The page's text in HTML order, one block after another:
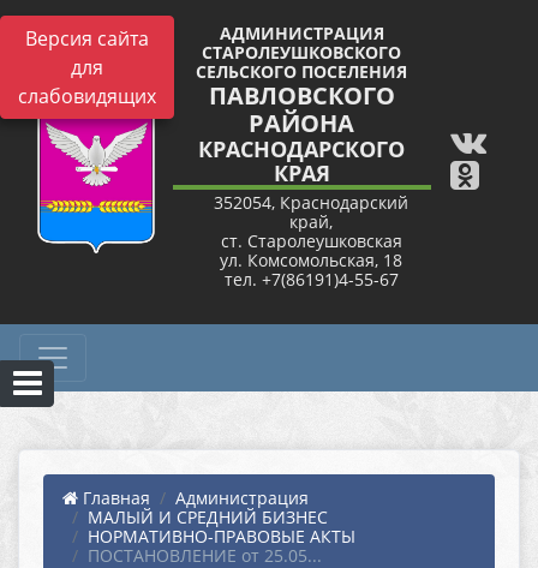
Версия сайта
для
слабовидящих
АДМИНИСТРАЦИЯ
СТАРОЛЕУШКОВСКОГО
СЕЛЬСКОГО ПОСЕЛЕНИЯ
ПАВЛОВСКОГО
РАЙОНА
КРАСНОДАРСКОГО
КРАЯ
352054, Краснодарский
край,
ст. Старолеушковская
ул. Комсомольская, 18
тел. +7(86191)4-55-67
Главная
Администрация
МАЛЫЙ И СРЕДНИЙ БИЗНЕС
НОРМАТИВНО-ПРАВОВЫЕ АКТЫ
ПОСТАНОВЛЕНИЕ от 25.05...